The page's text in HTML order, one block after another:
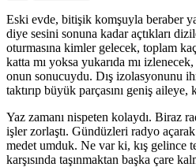
Eski evde, bitişik komşuyla beraber
diye sesini sonuna kadar açtıkları
oturmasına kimler gelecek, toplam
katta mı yoksa yukarıda mı
onun sonucuydu. Dış izolasyonunu
taktırıp büyük parçasını geniş
Yaz zamanı nispeten kolaydı. Biraz
işler zorlaştı. Gündüzleri radyo
medet umduk. Ne var ki, kış gelince
karşısında taşınmaktan başka çare